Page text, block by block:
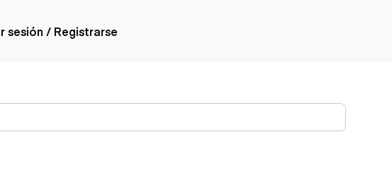
sesión / Registrarse